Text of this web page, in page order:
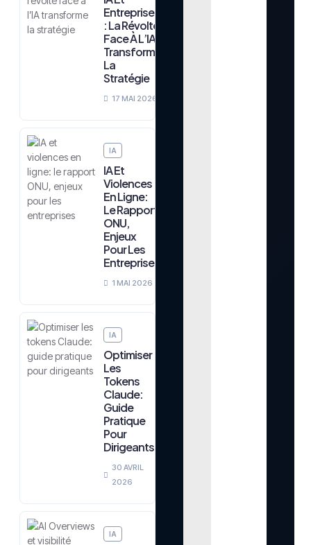
Entreprises
: La Révolte
Face À L’IA
Transforme
La
Stratégie
17 MAI 2026
IA
IA Et
Violences
En Ligne:
Le Rapport
ONU,
Enjeux
Pour Les
Entreprises
1 MAI 2026
IA
Optimiser
Les
Tokens
Claude:
Guide
Pratique
Pour
Dirigeants
30 AVRIL
2026
IA